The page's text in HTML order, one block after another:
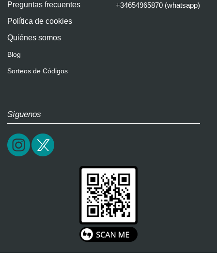
Preguntas frecuentes
Política de cookies
Quiénes somos
Blog
Sorteos de Códigos
+34654965870 (whatsapp)
Síguenos